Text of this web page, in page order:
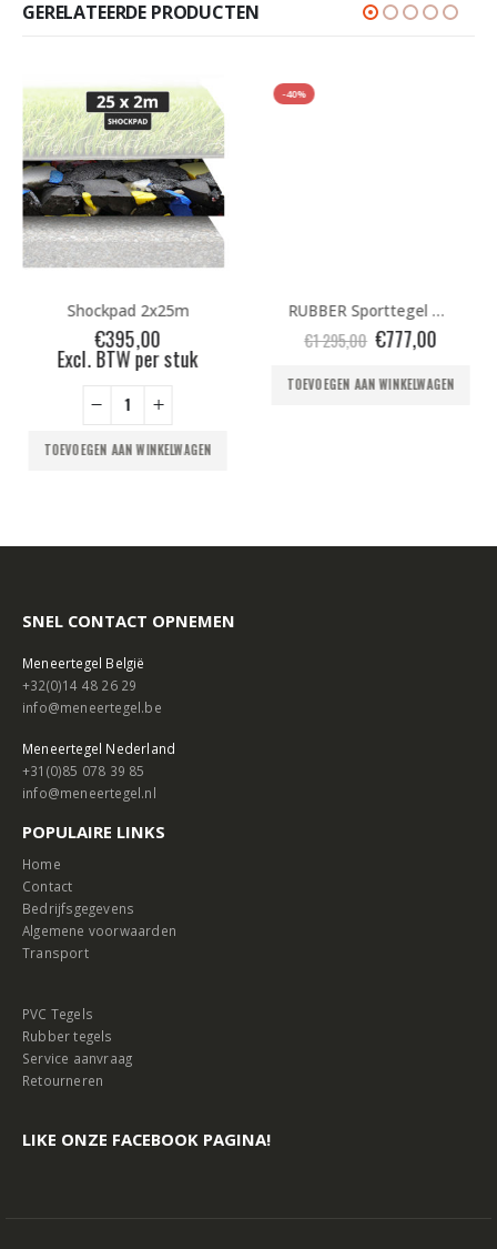
GERELATEERDE PRODUCTEN
Shockpad 2x25m
€395,00
Excl. BTW per stuk
TOEVOEGEN AAN WINKELWAGEN
-40%
RUBBER Sporttegel CIJFERSET 1-10 ZWART/WIT pakket DEMO
€1 295,00 Oorspronkelijke
prijs
was:
€1
€777,00Huidige
is:
TOEVOEGEN AAN WINKELWAGEN
SNEL CONTACT OPNEMEN
Meneertegel België
+32(0)14 48 26 29
info@meneertegel.be
Meneertegel Nederland
+31(0)85 078 39 85
info@meneertegel.nl
POPULAIRE LINKS
Home
Contact
Bedrijfsgegevens
Algemene voorwaarden
Transport
PVC Tegels
Rubber tegels
Service aanvraag
Retourneren
LIKE ONZE FACEBOOK PAGINA!